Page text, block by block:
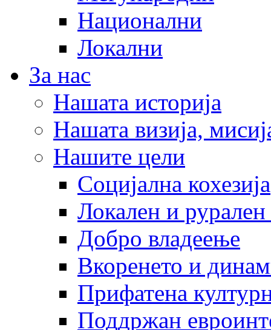
Национални
Локални
За нас
Нашата историја
Нашата визија,
Нашите цели
Социјална кохезија
Локален и рурален
Добро владеење
Вкоренето и
Прифатена
Поддржан